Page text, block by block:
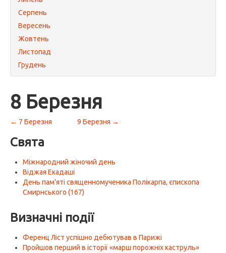
Серпень
Вересень
Жовтень
Листопад
Грудень
8 Березня
← 7 Березня 9 Березня →
Свята
Міжнародний жіночий день
Віджая Екадаші
День пам'яті священномученика Полікарпа, єпископа
Смирнського (167)
Визначні події
Ференц Ліст успішно дебютував в Парижі
Пройшов перший в історії «марш порожніх каструль»